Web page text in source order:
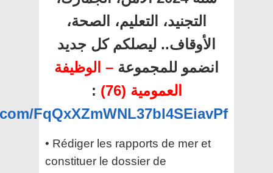
التجنيد، التعليم، الصحة،
الأوقاف.. ليصلكم كل جديد
انضمو للمجموعة – الوظيفة
العمومية (76)
:
FqQxXZmWNL37bl4SEiavPf
• Rédiger les rapports de mer et
constituer le dossier de